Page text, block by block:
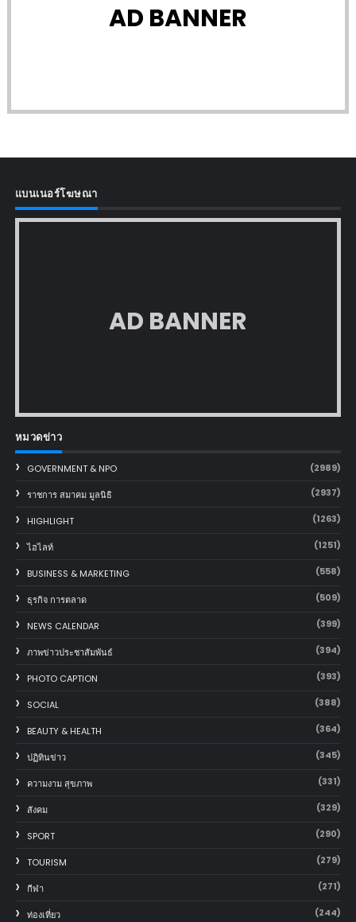
AD BANNER
แบนเนอร์โฆษณา
AD BANNER
หมวดข่าว
GOVERNMENT & NPO (2989)
ราชการ สมาคม มูลนิธิ (2937)
HIGHLIGHT (1263)
ไฮไลท์ (1251)
BUSINESS & MARKETING (558)
ธุรกิจ การตลาด (509)
NEWS CALENDAR (399)
ภาพข่าวประชาสัมพันธ์ (394)
PHOTO CAPTION (393)
SOCIAL (388)
BEAUTY & HEALTH (364)
ปฏิทินข่าว (345)
ความงาม สุขภาพ (331)
สังคม (329)
SPORT (290)
TOURISM (279)
กีฬา (271)
ท่องเที่ยว (244)